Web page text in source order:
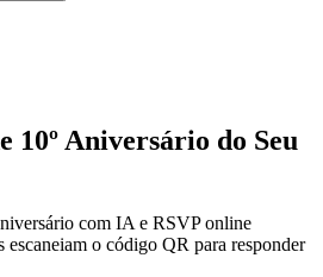
10º Aniversário do Seu
com IA e RSVP online
escaneiam o código QR para responder